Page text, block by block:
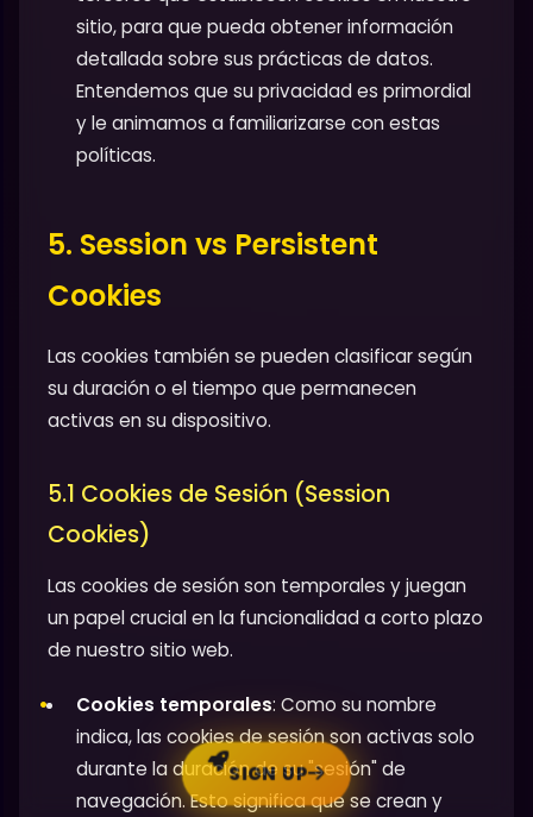
sitio, para que pueda obtener información
detallada sobre sus prácticas de datos.
Entendemos que su privacidad es primordial
y le animamos a familiarizarse con estas
políticas.
5. Session vs Persistent
Cookies
Las cookies también se pueden clasificar según
su duración o el tiempo que permanecen
activas en su dispositivo.
5.1 Cookies de Sesión (Session
Cookies)
Las cookies de sesión son temporales y juegan
un papel crucial en la funcionalidad a corto plazo
de nuestro sitio web.
Cookies temporales: Como su nombre
indica, las cookies de sesión son activas solo
durante la duración de su "sesión" de
navegación. Esto significa que se crean y
SIGN UP